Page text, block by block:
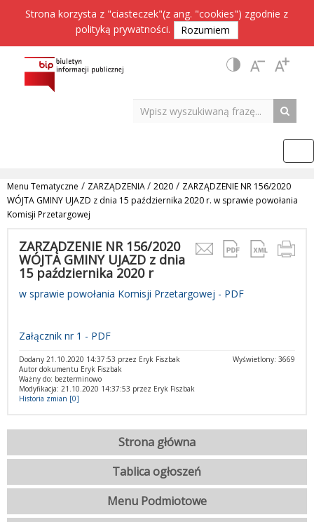
Strona korzysta z "ciasteczek"(z ang. "cookies") zgodnie z
polityką prywatności. Rozumiem
Menu Tematyczne / ZARZĄDZENIA/ 2020 / ZARZĄDZENIE NR 156/2020
WÓJTA GMINY UJAZD z dnia 15 października 2020 r. w sprawie powołania
Komisji Przetargowej
ZARZĄDZENIE NR 156/2020
WÓJTA GMINY UJAZD z dnia
15 października 2020 r
w sprawie powołania Komisji Przetargowej - PDF
Załącznik nr 1 - PDF
Wyświetlony: 3669
Dodany 21.10.2020 14:37:53 przez Eryk Fiszbak
Autor dokumentu Eryk Fiszbak
Ważny do: bezterminowo
Modyfikacja: 21.10.2020 14:37:53 przez Eryk Fiszbak
Historia zmian [0]
Strona główna
Tablica ogłoszeń
Menu Podmiotowe